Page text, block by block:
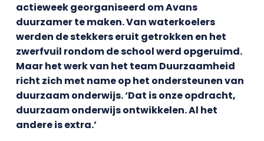
actieweek georganiseerd om Avans
duurzamer te maken. Van waterkoelers
werden de stekkers eruit getrokken en het
zwerfvuil rondom de school werd opgeruimd.
Maar het werk van het team Duurzaamheid
richt zich met name op het ondersteunen van
duurzaam onderwijs. ‘Dat is onze opdracht,
duurzaam onderwijs ontwikkelen. Al het
andere is extra.’